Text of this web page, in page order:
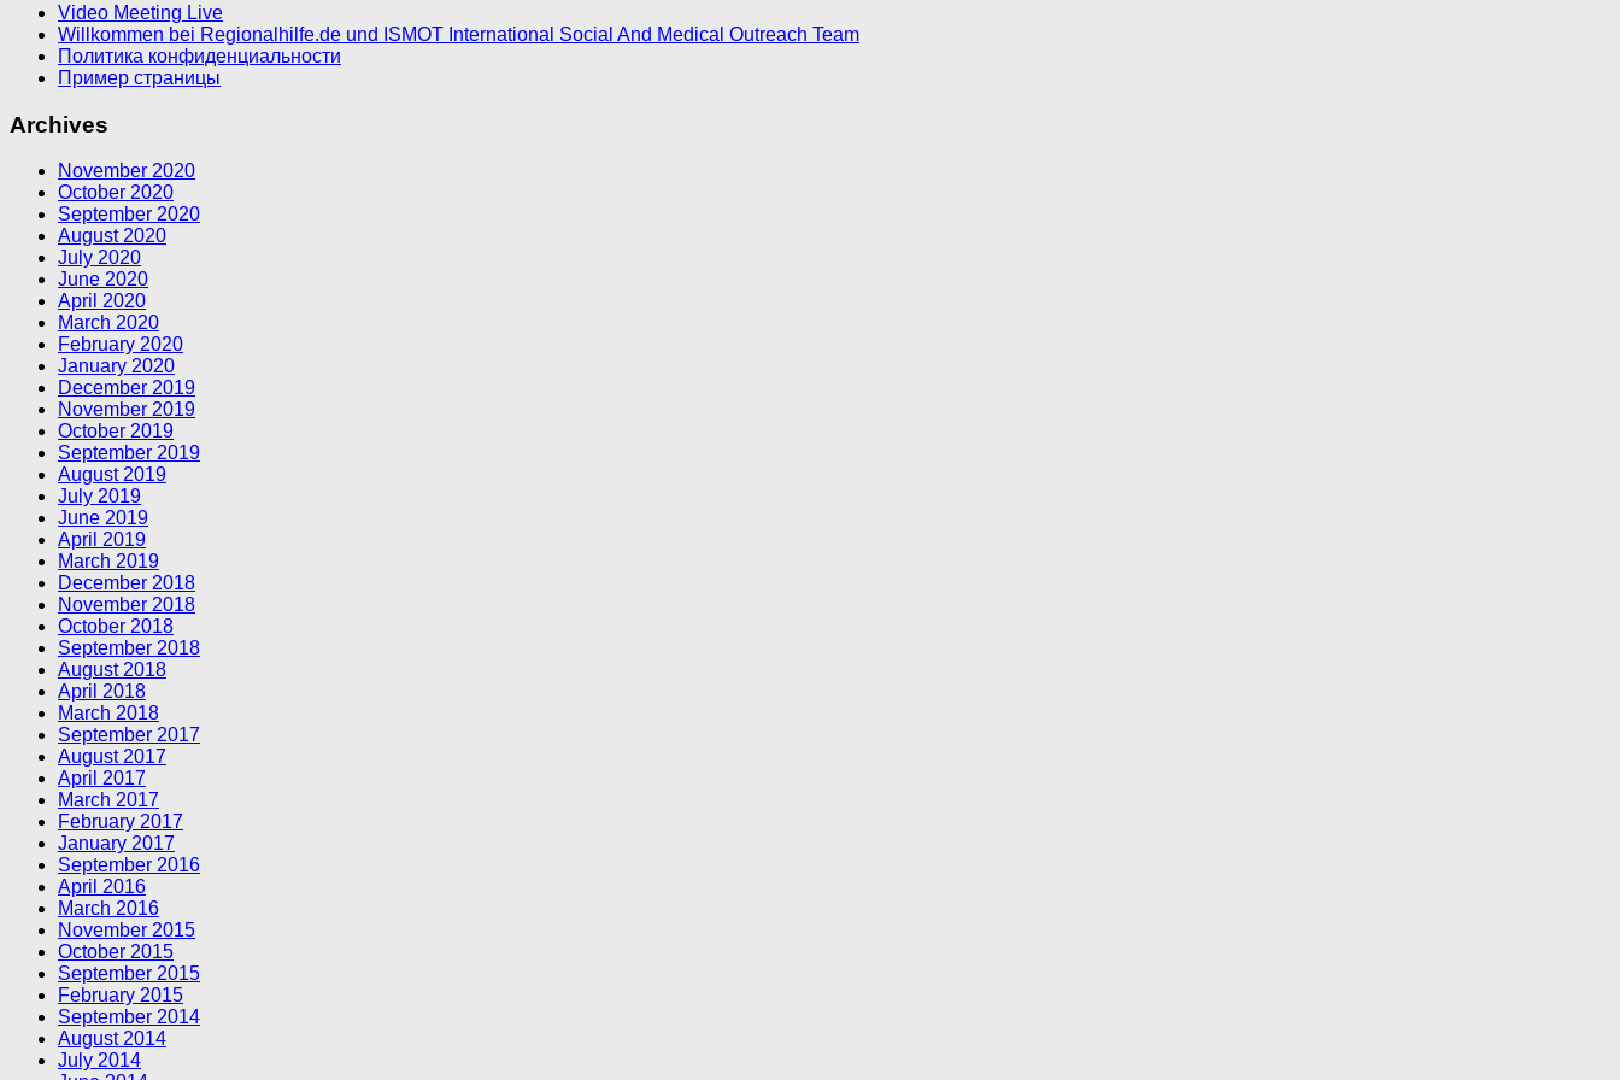
Video Meeting Live
Willkommen bei Regionalhilfe.de und ISMOT International Social And Medical Outreach Team
Политика конфиденциальности
Пример страницы
Archives
November 2020
October 2020
September 2020
August 2020
July 2020
June 2020
April 2020
March 2020
February 2020
January 2020
December 2019
November 2019
October 2019
September 2019
August 2019
July 2019
June 2019
April 2019
March 2019
December 2018
November 2018
October 2018
September 2018
August 2018
April 2018
March 2018
September 2017
August 2017
April 2017
March 2017
February 2017
January 2017
September 2016
April 2016
March 2016
November 2015
October 2015
September 2015
February 2015
September 2014
August 2014
July 2014